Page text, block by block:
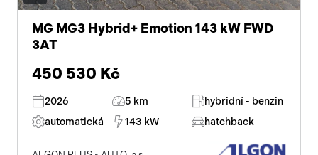
MG MG3 Hybrid+ Emotion 143 kW FWD
3AT
450 530 Kč
2026 5 km
hybridní - benzin
automatická
143 kW hatchback